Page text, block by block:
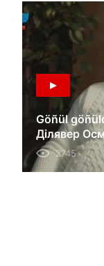
Göñül
Ділявер
2745